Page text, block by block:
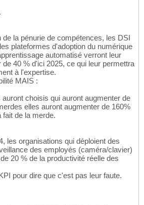
de la pénurie de compétences, les DSI
plateformes d'adoption du numérique
automatisé verront leur
40 % d'ici 2025, ce qui leur permettra
à l'expertise.
MAIS :
choisis qui auront augmenter de
elles auront augmenter de 160%
fait de la merde.
les organisations qui déploient des
des employés (caméra/clavier)
20 % de la productivité réelle des
pour dire que c'est pas leur faute.